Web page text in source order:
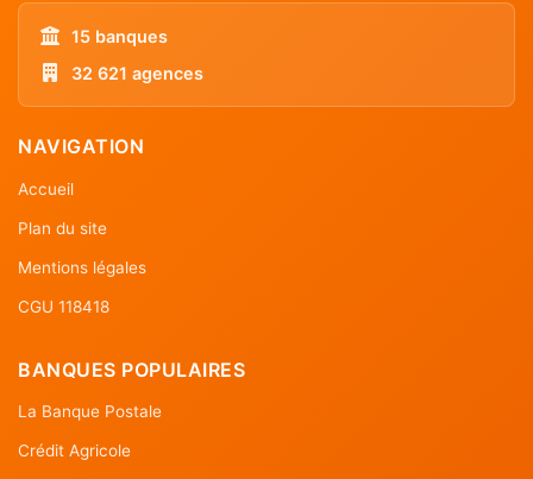
15 banques
32 621 agences
NAVIGATION
Accueil
Plan du site
Mentions légales
CGU 118418
BANQUES POPULAIRES
La Banque Postale
Crédit Agricole